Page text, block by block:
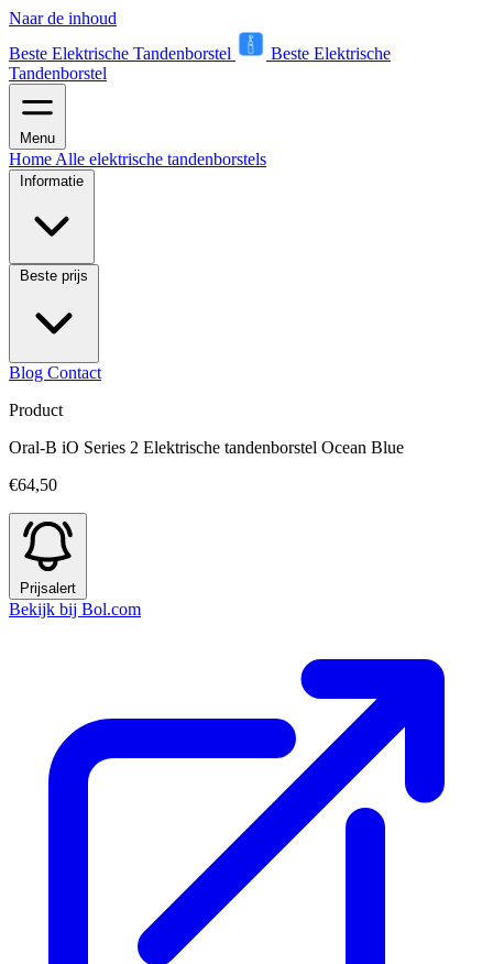
Naar de inhoud
Beste Elektrische Tandenborstel
Beste Elektrische
Tandenborstel
Menu
Home Alle elektrische tandenborstels
Informatie
Beste prijs
Blog Contact
Product
Oral-B iO Series 2 Elektrische tandenborstel Ocean Blue
€64,50
Prijsalert
Bekijk bij Bol.com